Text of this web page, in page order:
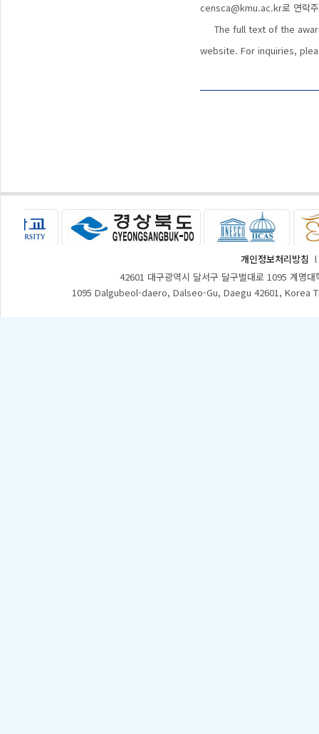
censca@kmu.ac.kr로 연락
The full text of the
website. For inquiries,
개인정보처리방침
42601 대구광역시 달서구 달구벌대로 1095 계명대
1095 Dalgubeol-daero, Dalseo-Gu, Daegu 42601,